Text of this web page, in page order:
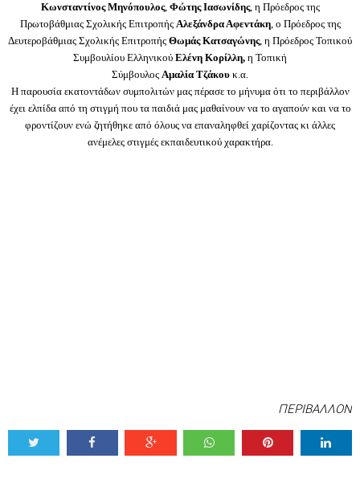
Κωνσταντίνος Μηνόπουλος, Φώτης Ιασωνίδης, η Πρόεδρος της
Πρωτοβάθμιας Σχολικής Επιτροπής Αλεξάνδρα Αφεντάκη, ο Πρόεδρος της
Δευτεροβάθμιας Σχολικής Επιτροπής Θωμάς Κατσαγώνης, η Πρόεδρος Τοπικού
Συμβουλίου Ελληνικού Ελένη Κορίλλη, η Τοπική
Σύμβουλος Αμαλία Τζάκου κ.α.
Η παρουσία εκατοντάδων συμπολιτών μας πέρασε το μήνυμα ότι το περιβάλλον
έχει ελπίδα από τη στιγμή που τα παιδιά μας μαθαίνουν να το αγαπούν και να το
φροντίζουν ενώ ζητήθηκε από όλους να επαναληφθεί χαρίζοντας κι άλλες
ανέμελες στιγμές εκπαιδευτικού χαρακτήρα.
ΠΕΡΙΒΑΛΛΟΝ